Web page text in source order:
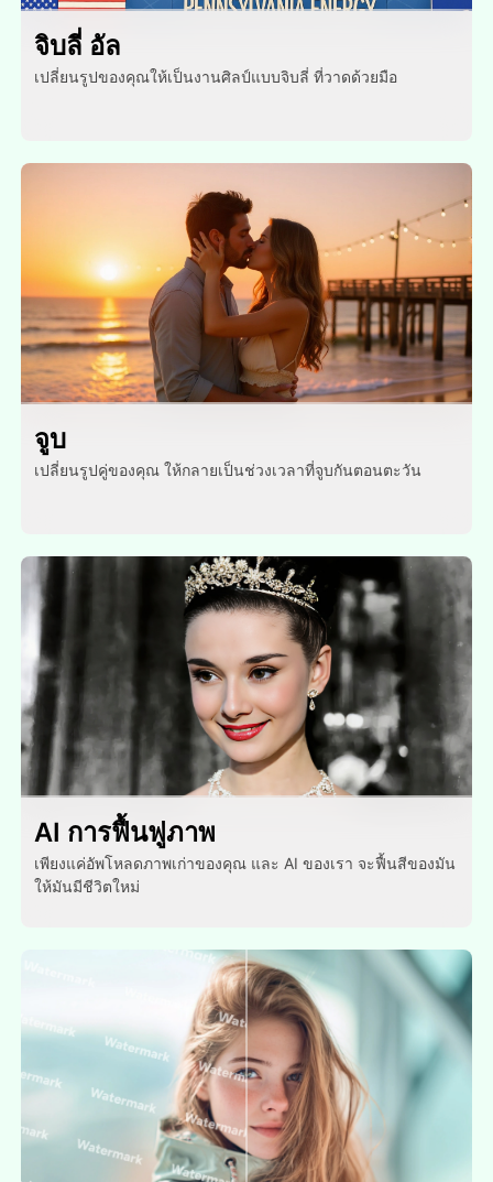
จิบลี่ อัล
เปลี่ยนรูปของคุณให้เป็นงานศิลป์แบบจิบลี่ ที่วาดด้วยมือ
จูบ
เปลี่ยนรูปคู่ของคุณ ให้กลายเป็นช่วงเวลาที่จูบกันตอนตะวัน
AI การฟื้นฟูภาพ
เพียงแค่อัพโหลดภาพเก่าของคุณ และ AI ของเรา จะฟื้นสีของมัน
ให้มันมีชีวิตใหม่